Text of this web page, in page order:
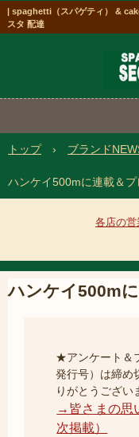
| spaghetti（スパゲティ） &
スタ 配達
トップ › ブランド
ハンケイ500mに連載＆プ
各店の営
ハンケイ500m
★アンケート＆
発行号）は締め
りがとうござい
→皆さまの思
次掲載）